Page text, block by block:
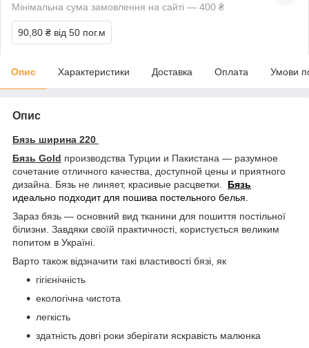
Мінімальна сума замовлення на сайті — 400 ₴
90,80 ₴ від 50 пог.м
Опис Характеристики Доставка Оплата Умови
Опис
Бязь ширина 220
Бязь Gold производства Турции и Пакистана ― разумное
сочетание отличного качества, доступной цены и приятного
дизайна. Бязь не линяет, красивые расцветки. Бязь
идеально подходит для пошива постельного белья.
Зараз бязь ― основний вид тканини для пошиття постільної
білизни. Завдяки своїй практичності, користується великим
попитом в Україні.
Варто також відзначити такі властивості бязі, як
гігієнічність
екологічна чистота
легкість
здатність довгі роки зберігати яскравість малюнка